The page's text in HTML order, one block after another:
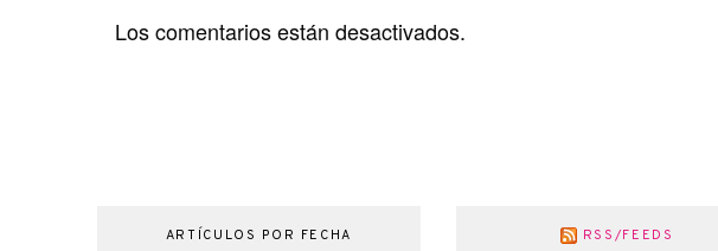
Los comentarios están desactivados.
ARTÍCULOS POR FECHA RSS/FEEDS